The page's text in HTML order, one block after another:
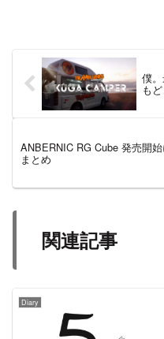
僕
も
ANBERNIC RG Cube 発売開
まとめ
関連記事
Diary